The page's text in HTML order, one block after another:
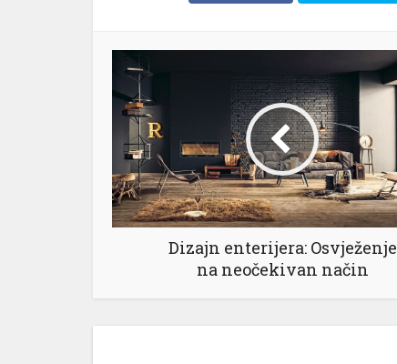
Dizajn enterijera: Osvježenje
na neočekivan način